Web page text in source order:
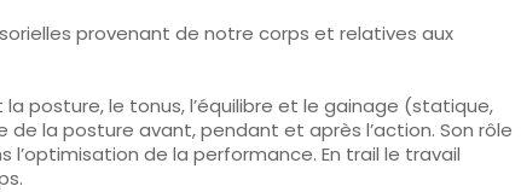
provenant de notre corps et relatives aux
posture, le tonus, l’équilibre et le gainage (statique,
la posture avant, pendant et après l’action. Son rôle
de la performance. En trail le travail